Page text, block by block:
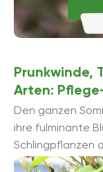
Prunkwinde,
Arten:
Den ganzen
ihre fulminante
Schlingpflanzen
Arten eine Fülle